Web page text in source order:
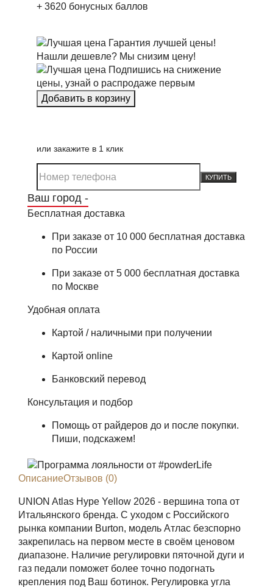
+ 3620 бонусных баллов
Гарантия лучшей цены!
Нашли дешевле? Мы снизим цену!
Подпишись на снижение
цены, узнай о распродаже первым
или закажите в 1 клик
КУПИТЬ
Ваш город -
Бесплатная доставка
При заказе от 10 000 бесплатная доставка
по России
При заказе от 5 000 бесплатная доставка
по Москве
Удобная оплата
Картой / наличными при получении
Картой online
Банковский перевод
Консультация и подбор
Помощь от райдеров до и после покупки.
Пиши, подскажем!
ОписаниеОтзывов (0)
UNION Atlas Hype Yellow 2026 - вершина топа от
Итальянского бренда. С уходом с Российского
рынка компании Burton, модель Атлас безспорно
закрепилась на первом месте в своём ценовом
диапазоне. Наличие регулировки пяточной дуги и
газ педали поможет более точно подогнать
крепления под Ваш ботинок. Регулировка угла